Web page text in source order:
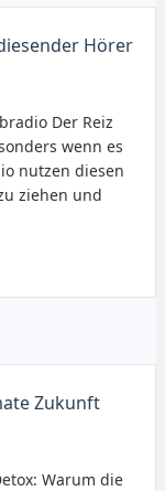
Hörer
Der Reiz
wenn es
nutzen diesen
ziehen und
Zukunft
Warum die